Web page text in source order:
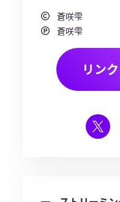
蒼咲雫
蒼咲雫
リン